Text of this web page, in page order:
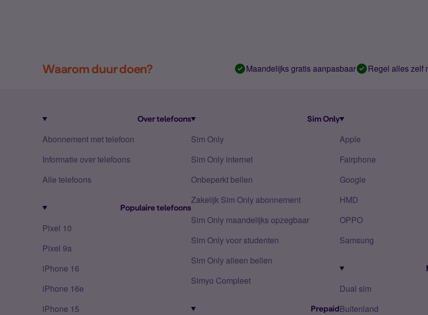
Waarom duur doen? Maandelijks gratis aanpasbaar Regel alles zelf
Over telefoons
Abonnement met telefoon
Informatie over telefoons
Alle telefoons
Populaire telefoons
Pixel 10
Pixel 9a
iPhone 16
iPhone 16e
iPhone 15
Sim Only
Sim Only
Sim Only internet
Onbeperkt bellen
Zakelijk Sim Only abonnement
Sim Only maandelijks opzegbaar
Sim Only voor studenten
Sim Only alleen bellen
Simyo Compleet
Prepaid
Apple
Fairphone
Google
HMD
OPPO
Samsung
Dual sim
Buitenland